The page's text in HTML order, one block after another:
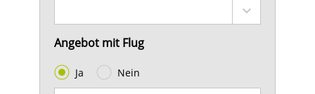
Angebot mit Flug
Ja Nein